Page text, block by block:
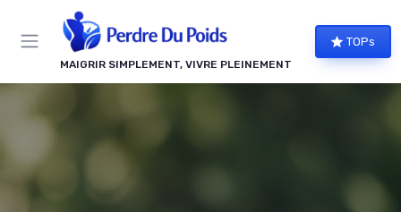
MAIGRIR SIMPLEMENT, VIVRE PLEINEMENT
TOPs
Panneau de gestion des cookies